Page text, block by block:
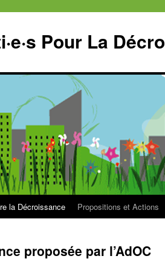
Pour La
la Décroissance Propositions et Actions
proposée par l’AdOC